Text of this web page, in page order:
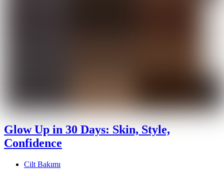
Glow Up in 30 Days: Skin, Style,
Confidence
Cilt Bakımı